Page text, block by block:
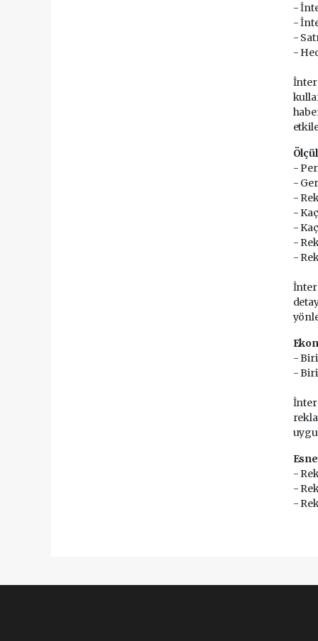
-
-
-
-
-
-
-
-
-
-
-
-
-
-
-
-